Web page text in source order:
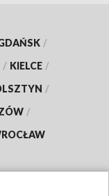
/
/ KIELCE /
/
/